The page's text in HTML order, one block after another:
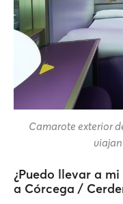
Camarote exterior
¿Puedo llevar a
a Córcega /